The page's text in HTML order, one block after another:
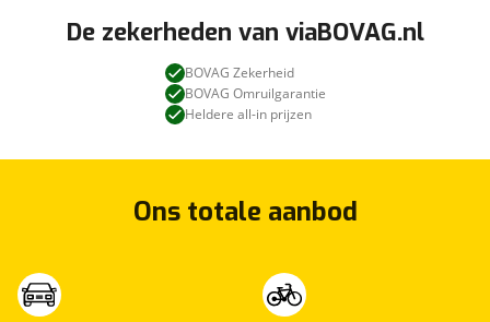
De zekerheden van viaBOVAG.nl
BOVAG Zekerheid
BOVAG Omruilgarantie
Heldere all-in prijzen
Ons totale aanbod